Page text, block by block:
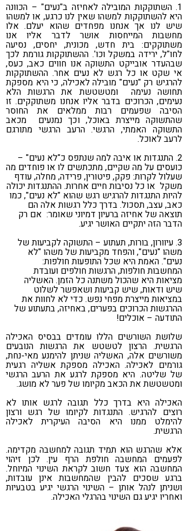
1. השתוקקות המובילה לאחיזה ב"נעים" – הכוונה
היא להשתוקקות למשהו שאין לנו כרגע, או למשהו
שיש לנו אך אנחנו מפחדים שהוא יעלם. אלו
מחשבות המייחסות אושר לדבר אליו אנו
משתוקקים: בית חדש, מכונית, יחסים, נסיעה
לחו"ל, ירידה במשקל וכו'. ההשתוקקות גורמת לכך
שבהעדר אובייקט התשוקה אנו חווים כאב, כעס,
אי שקט או כל רגש לא נעים אחר. ההשתוקקות
להרגיש רק "נעים" מובילה לאכילה, כי היא מספקת
תחושה נעימה ומטשטשת את הרגשות הלא
נעימים, הכרוכים בדבר אליו אנחנו משתוקקים. זו
הסיבה שפעמים רבות ממלאים את החוסר
שהתשוקה מייצרת באוכל, וכך נמנעים מכאב
התשוקה האמתי, הרגשי. הרעב הרגשי מתורגם
לרעב לאוכל.
2. התנגדות או איבה למה שנתפס כ"לא נעים" –
כועסים על מה שקיים, מתכתשים לו או פוחדים מה
שעלול לקרות: פקק, פיטורין, פרידה, מחלה, עודף
משקל או כל נסיבות חיים אחרות. ההתנגדות יכולה
להיות התנגדות להרגיש רגש שהוא "לא נעים", כמו
כאב, עצב, תסכול. בדרך כלל רגשות אלה הם
תוצאה של אחיזה ברעיון דמיוני שאומר: אם רק
הדבר הזה יתקיים האושר יגיע.
3. עיוורון, בורות, תעתוע – התשוקה לקביעות של
משהו "נעים", והפחד מקביעות של משהו "לא
נעים". האמת היא שכל התופעות חולפות:
המחשבות חולפות, הרגשות חולפים ועובדת
מציאות היא שהכול משתנה כל הזמן. האשליה
שיש ודאות, שיש קביעות ושאפשר לשלוט
במציאות מייצרת מפחי נפש. כדי לא לחוות את
ההרגשות הכרוכים בפערים, באחיזה, בתעתוע של
התודעה – אוכלים!
שלושת השורשים הללו עומדים בבסיס האכילה
הרגשית. הרצון לטשטש את הרגשות הנובעים
משורשים אלה, האשליה שניתן להימנע מאי-נחת,
גורמים לאכילה. האכילה מספקת אשליה רגעית
של שליטה. היא מספקת לרגע את הרעב הרגשי
ומטשטשת את הכאב מקיומו של פער לא מושג.
האכילה היא בדרך כלל תגובה לרגש אותו לא
רוצים להרגיש. התנגדות לקיומו של רגש ורצון
להימלט ממנו היא הסיבה העיקרית לאכילה
הרגשית.
אלא שהרגש הוא תמיד תגובה למחשבה מקדימה.
לפעמים המחשבה חולפת הרף עין. לכן זיהוי
המחשבה הוא צעד חשוב לקראת השינוי המיוחל.
ברגע שסכים להבין שהמחשבות אינן עובדות,
ושניתן לנהל אותן – השינוי הרגשי יגיע בטבעיות
ואחריו יגיע גם השינוי בהרגלי האכילה.